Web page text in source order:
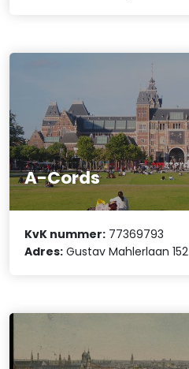
A-Cords
KvK nummer: 77369793
Adres: Gustav Mahlerlaan 152